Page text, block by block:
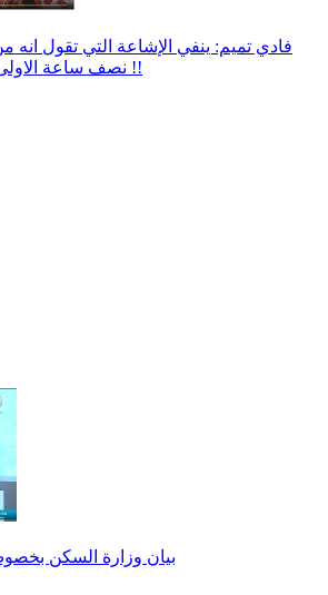
فادي تميم: ينفي الإشاعة التي تقول
نصف ساعة الاولى عند افتتاح موقع عدل !!
بيان وزارة السكن